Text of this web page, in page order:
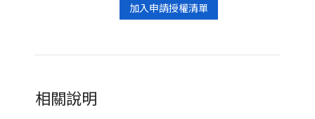
加入申請授權清單
相關說明